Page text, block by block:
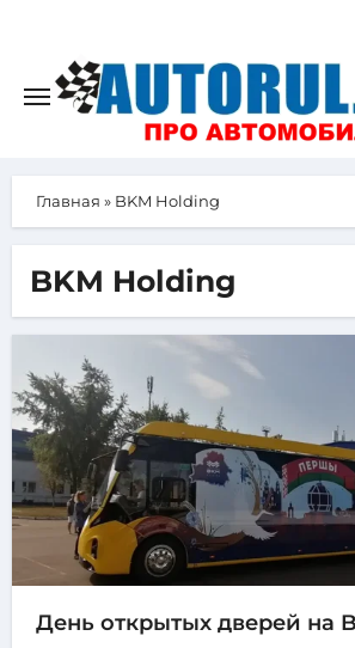
Главная » BKM Holding
BKM Holding
День открытых дверей на